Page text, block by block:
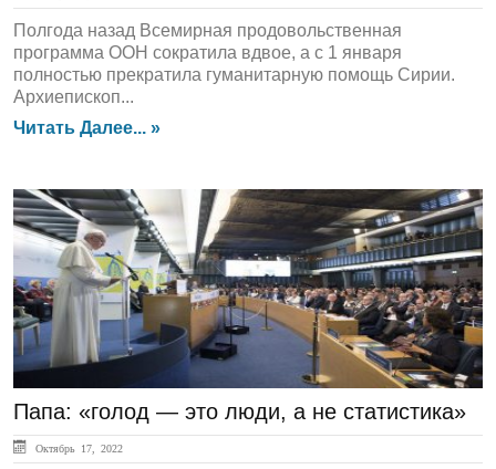
Полгода назад Всемирная продовольственная
программа ООН сократила вдвое, а с 1 января
полностью прекратила гуманитарную помощь Сирии.
Архиепископ...
Читать Далее... »
ЛЕНТА НОВОСТЕЙ
Папа: «голод — это люди, а не статистика»
Октябрь 17, 2022